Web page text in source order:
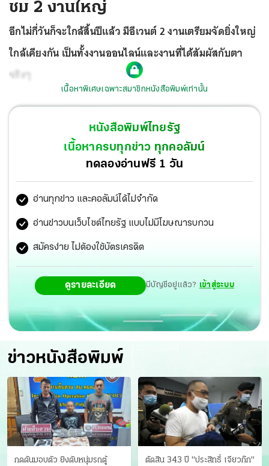
ชม 2 งานใหญ่
อีกไม่กี่วันก็จะใกล้สิ้นปีแล้ว มีอีเวนต์ 2 งานเตรียมจัดยิ่งใหญ่
ใกล้เคียงกัน เป็นทั้งงานออนไลน์และงานที่ได้สัมผัสกับตา
จริงๆ
เนื้อหาพิเศษเฉพาะสมาชิกหนังสือพิมพ์เท่านั้น
หนังสือพิมพ์ไทยรัฐ
เนื้อหาครบทุกข่าว ทุกคอลัมน์
ทดลองอ่านฟรี 1 วัน
อ่านทุกข่าว และคอลัมน์ได้ไม่จำกัด
อ่านข่าวบนเว็บไซต์ไทยรัฐ แบบไม่มีโฆษณารบกวน
สมัครง่าย ไม่ต้องใช้บัตรเครดิต
ดูรายละเอียด มีบัญชีอยู่แล้ว? เข้าสู่ระบบ
ข่าวหนังสือพิมพ์
กดดันมอบตัว ยิงดับหนุ่มรถตู้
ตัดสิน 343 ปี "ประสิทธิ์ เจียวก๊ก"